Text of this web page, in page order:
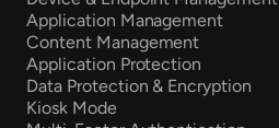
Application Management
Content Management
Application Protection
Data Protection & Encryption
Kiosk Mode